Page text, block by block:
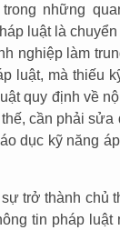
những
luật là
nghiệp làm
luật, mà thiếu
quy định về
cần phải
dục kỹ năng
trở thành chủ
tin pháp luật